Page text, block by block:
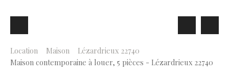
Location Maison
Lézardrieux 22740
Maison contemporaine à louer, 5 pièces - Lézardrieux 22740